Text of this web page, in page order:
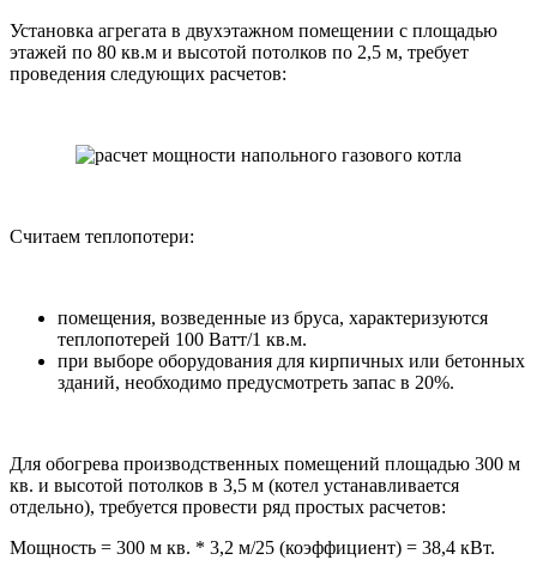
Установка агрегата в двухэтажном помещении с площадью
этажей по 80 кв.м и высотой потолков по 2,5 м, требует
проведения следующих расчетов:
Считаем теплопотери:
помещения, возведенные из бруса, характеризуются
теплопотерей 100 Ватт/1 кв.м.
при выборе оборудования для кирпичных или бетонных
зданий, необходимо предусмотреть запас в 20%.
Для обогрева производственных помещений площадью 300 м
кв. и высотой потолков в 3,5 м (котел устанавливается
отдельно), требуется провести ряд простых расчетов:
Мощность = 300 м кв. * 3,2 м/25 (коэффициент) = 38,4 кВт.